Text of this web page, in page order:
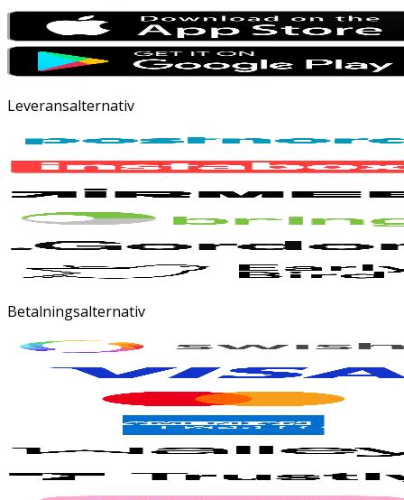
Leveransalternativ
Betalningsalternativ